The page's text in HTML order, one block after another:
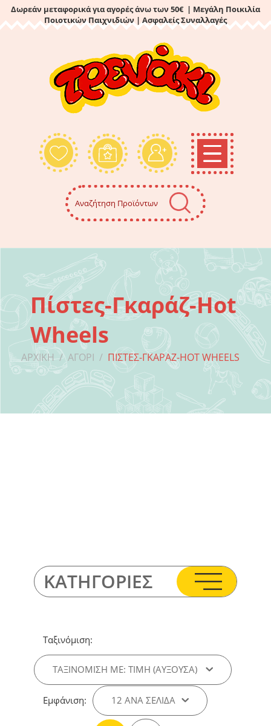
Δωρεάν μεταφορικά για αγορές άνω των 50€ | Μεγάλη Ποικιλία
Ποιοτικών Παιχνιδιών | Ασφαλείς Συναλλαγές
Πίστες-Γκαράζ-Hot
Wheels
ΑΡΧΙΚΉ / ΑΓΌΡΙ / ΠΊΣΤΕΣ-ΓΚΑΡΆΖ-HOT WHEELS
ΚΑΤΗΓΟΡΙΕΣ
Ταξινόμιση:
ΤΑΞΙΝΌΜΙΣΗ ΜΕ: ΤΙΜΉ (ΑΎΞΟΥΣΑ)
Εμφάνιση: 12 ΑΝΑ ΣΕΛΊΔΑ